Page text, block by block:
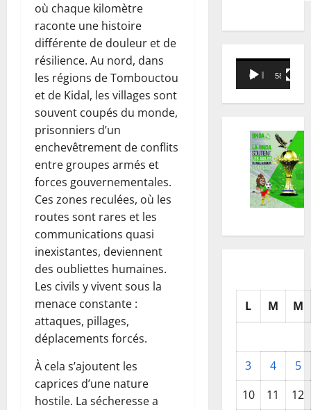
où chaque kilomètre
raconte une histoire
différente de douleur et de
résilience. Au nord, dans
les régions de Tombouctou
et de Kidal, les villages sont
souvent coupés du monde,
prisonniers d’un
enchevêtrement de conflits
entre groupes armés et
forces gouvernementales.
Ces zones reculées, où les
routes sont rares et les
communications quasi
inexistantes, deviennent
des oubliettes humaines.
Les civils y vivent sous la
menace constante :
attaques, pillages,
déplacements forcés.
À cela s’ajoutent les
caprices d’une nature
hostile. La sécheresse a
Lecteur
vidéo
00:00 58:18
L M M
3 4
5
10
11
12